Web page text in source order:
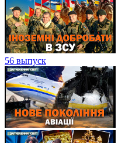
56 выпуск